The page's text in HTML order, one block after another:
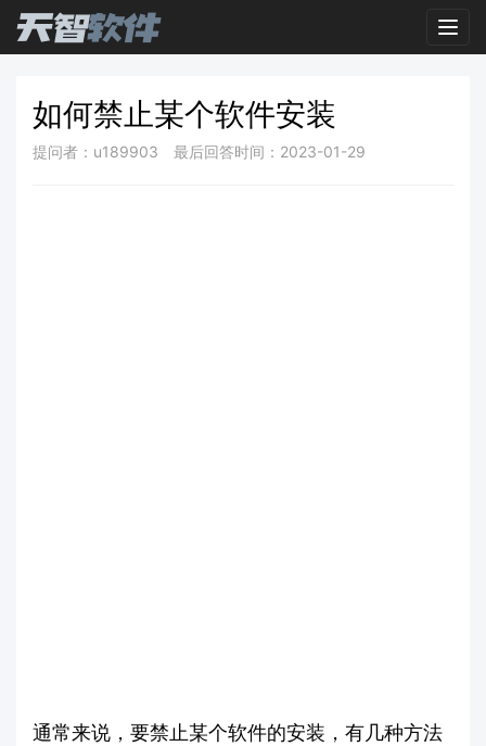
如何禁止某个软件安装
提问者：u189903 最后回答时间：2023-01-29
通常来说，要禁止某个软件的安装，有几种方法